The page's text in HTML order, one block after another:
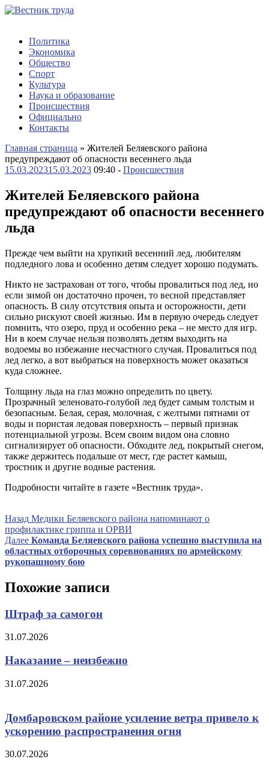
Политика
Экономика
Общество
Спорт
Культура
Наука и образование
Происшествия
Официально
Контакты
Главная страница » Жителей Беляевского района
предупреждают об опасности весеннего льда
15.03.202315.03.2023 09:40 - Происшествия
Жителей Беляевского района
предупреждают об опасности весеннего
льда
Прежде чем выйти на хрупкий весенний лед, любителям
подледного лова и особенно детям следует хорошо подумать.
Никто не застрахован от того, чтобы провалиться под лед, но
если зимой он достаточно прочен, то весной представляет
опасность. В силу отсутствия опыта и осторожности, дети
сильно рискуют своей жизнью. Им в первую очередь следует
помнить, что озеро, пруд и особенно река – не место для игр.
Ни в коем случае нельзя позволять детям выходить на
водоемы во избежание несчастного случая. Провалиться под
лед легко, а вот выбраться на поверхность может оказаться
куда сложнее.
Толщину льда на глаз можно определить по цвету.
Прозрачный зеленовато-голубой лед будет самым толстым и
безопасным. Белая, серая, молочная, с желтыми пятнами от
воды и пористая ледовая поверхность – первый признак
потенциальной угрозы. Всем своим видом она словно
сигнализирует об опасности. Обходите лед, покрытый снегом,
также держитесь подальше от мест, где растет камыш,
тростник и другие водные растения.
Подробности читайте в газете «Вестник труда».
Навигация
по
записям
Назад Предыдущая
запись
Медики Беляевского района напоминают о
профилактике гриппа и ОРВИ
Далее Следующая
запись
Команда Беляевского района успешно выступила на
областных отборочных соревнованиях по армейскому
рукопашному бою
Похожие записи
Штраф за самогон
31.07.2026
Наказание – неизбежно
31.07.2026
Домбаровском районе усиление ветра привело к
ускорению распространения огня
30.07.2026